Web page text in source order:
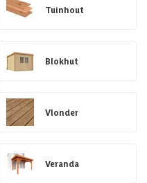
Tuinhout
Blokhut
Vlonder
Veranda